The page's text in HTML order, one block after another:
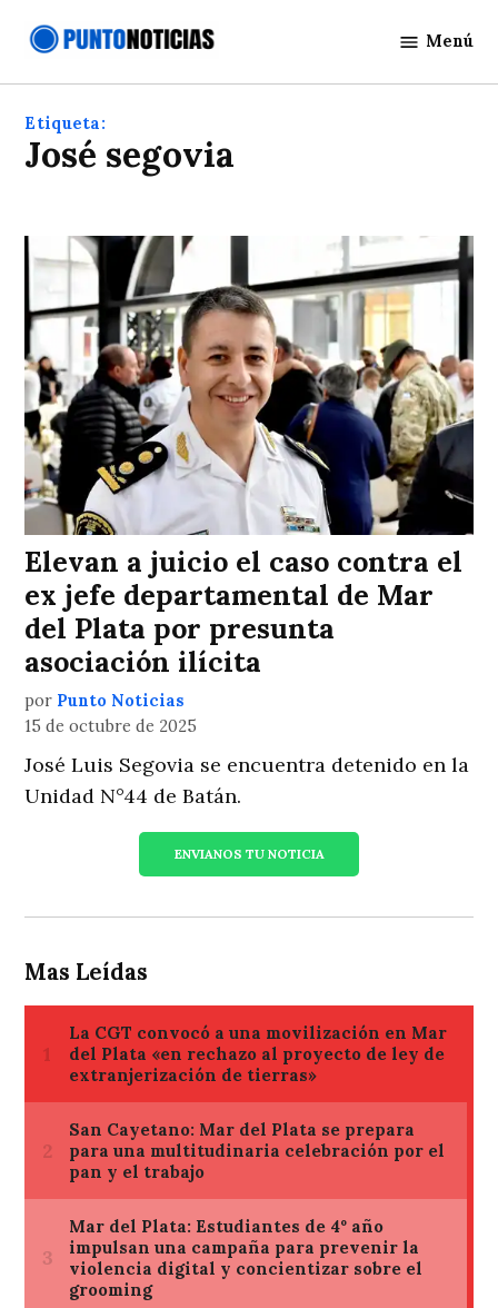
Noticias
Menú
Etiqueta:
José segovia
Elevan a juicio el caso contra el
ex jefe departamental de Mar
del Plata por presunta
asociación ilícita
por Punto Noticias
15 de octubre de 2025
José Luis Segovia se encuentra detenido en la
Unidad N°44 de Batán.
ENVIANOS TU NOTICIA
Mas Leídas